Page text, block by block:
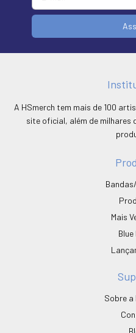
A HSmerch tem mais de 100
site oficial, além de milhares
Mais
Blue
Sobre a